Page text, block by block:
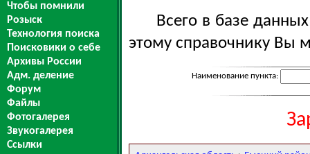
Чтобы помнили
Розыск
Технология поиска
Поисковики о себе
Архивы России
Адм. деление
Форум
Файлы
Фотогалерея
Звукогалерея
Ссылки
Всего в базе
этому справочнику Вы
Наименование пункта: